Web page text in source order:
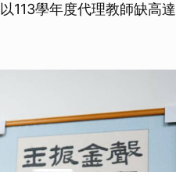
113學年度代理教師缺高達